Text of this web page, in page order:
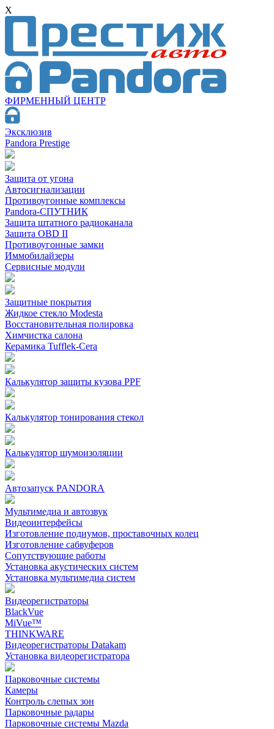
X
ФИРМЕННЫЙ ЦЕНТР
Эксклюзив
Pandora Prestige
Защита от угона
Автосигнализации
Противоугонные комплексы
Pandora-СПУТНИК
Защита штатного радиоканала
Защита OBD II
Противоугонные замки
Иммобилайзеры
Сервисные модули
Защитные покрытия
Жидкое стекло Modesta
Восстановительная полировка
Химчистка салона
Керамика Tufflek-Cera
Калькулятор защиты кузова PPF
Калькулятор тонирования стекол
Калькулятор шумоизоляции
Автозапуск PANDORA
Мультимедиа и автозвук
Видеоинтерфейсы
Изготовление подиумов, проставочных колец
Изготовление сабвуферов
Сопутствующие работы
Установка акустических систем
Установка мультимедиа систем
Видеорегистраторы
BlackVue
MiVue™
THINKWARE
Видеорегистраторы Datakam
Установка видеорегистратора
Парковочные системы
Камеры
Контроль слепых зон
Парковочные радары
Парковочные системы Mazda